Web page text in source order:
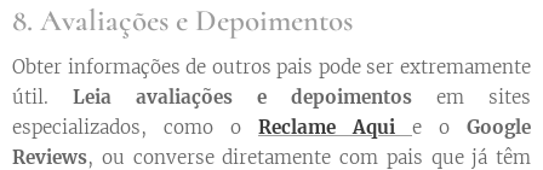
8. Avaliações e Depoimentos
Obter informações de outros pais pode ser extremamente
útil. Leia avaliações e depoimentos em sites
especializados, como o Reclame Aqui e o Google
Reviews, ou converse diretamente com pais que já têm